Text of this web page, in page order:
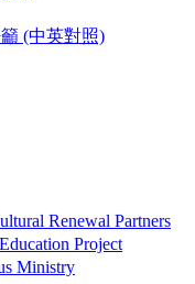
(中英對照)
Renewal Partners
Project
Ministry